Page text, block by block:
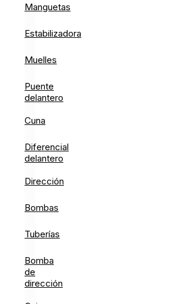
Manguetas
Estabilizadora
Muelles
Puente
delantero
Cuna
Diferencial
delantero
Dirección
Bombas
Tuberías
Bomba
de
dirección